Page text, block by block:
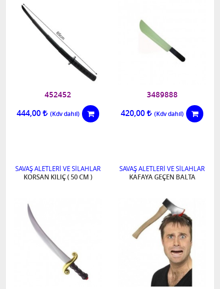
452452
444,00
3489888
420,00
SAVAŞ ALETLERİ VE SİLAHLAR
KORSAN KILIÇ ( 50 CM )
SAVAŞ ALETLERİ VE SİLAHLAR
KAFAYA GEÇEN BALTA